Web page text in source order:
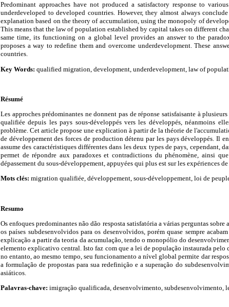
Predominant approaches have not produced a satisfactory response to
underdeveloped to developed countries. However, they almost always
explanation based on the theory of accumulation, using the monopoly of
This means that the law of population established by capital takes on different
same time, its functioning on a global level provides an answer to the
proposes a way to redefine them and overcome underdevelopment. These
countries.
Key Words: qualified migration, development, underdevelopment, law of
Résumé
Les approches prédominantes ne donnent pas de réponse satisfaisante à
qualifiée depuis les pays sous-développés vers les développés, néanmoins
problème. Cet article propose une explication à partir de la théorie de
de développement des forces de production détenu par les pays développés. Il
assume des caractéristiques différentes dans les deux types de pays, cependant,
permet de répondre aux paradoxes et contradictions du phénomène, ainsi
dépassement du sous-développement, appuyées qui plus est sur les expériences
Mots clés: migration qualifiée, développement, sous-développement, loi de
Resumo
Os enfoques predominantes não dão resposta satisfatória a várias perguntas
os países subdesenvolvidos para os desenvolvidos, porém quase sempre
explicação a partir da teoria da acumulação, tendo o monopólio do
elemento explicativo central. Isto faz com que a lei de população instaurada pelo
no entanto, ao mesmo tempo, seu funcionamento a nível global permite dar
a formulação de propostas para sua redefinição e a superação do
asiáticos.
Palavras-chave: imigração qualificada, desenvolvimento, subdesenvolvimento,